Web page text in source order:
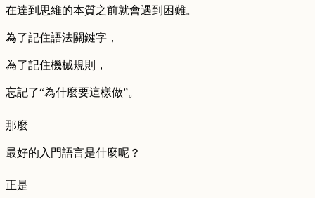
在達到思維的本質之前就會遇到困難。
為了記住語法關鍵字，
為了記住機械規則，
忘記了“為什麼要這樣做”。
那麼
最好的入門語言是什麼呢？
正是